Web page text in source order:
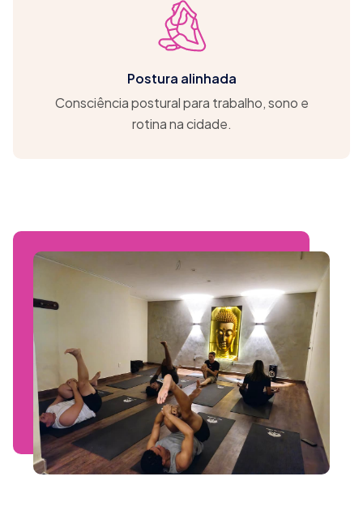
Postura alinhada
Consciência postural para trabalho, sono e
rotina na cidade.